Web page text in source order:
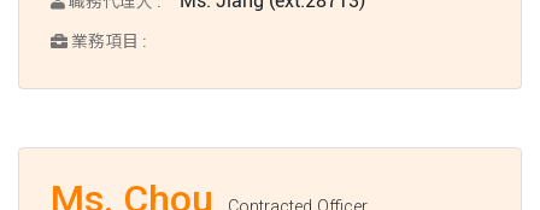
業務項目 :
Ms. Chou